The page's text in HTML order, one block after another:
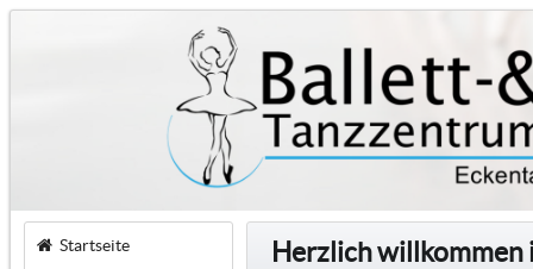
Startseite Herzlich